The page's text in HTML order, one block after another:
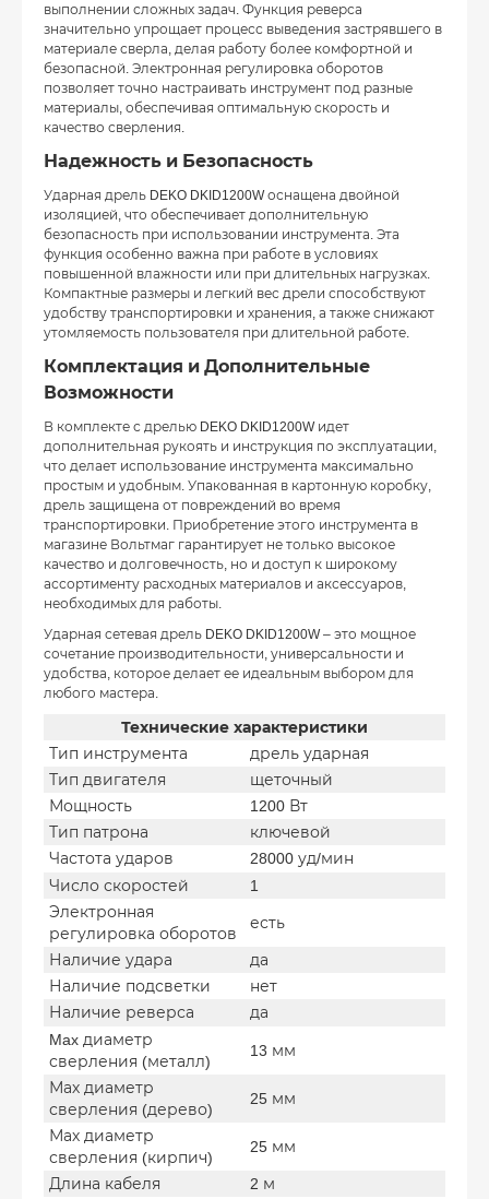
выполнении сложных задач. Функция реверса
значительно упрощает процесс выведения застрявшего в
материале сверла, делая работу более комфортной и
безопасной. Электронная регулировка оборотов
позволяет точно настраивать инструмент под разные
материалы, обеспечивая оптимальную скорость и
качество сверления.
Надежность и Безопасность
Ударная дрель DEKO DKID1200W оснащена двойной
изоляцией, что обеспечивает дополнительную
безопасность при использовании инструмента. Эта
функция особенно важна при работе в условиях
повышенной влажности или при длительных нагрузках.
Компактные размеры и легкий вес дрели способствуют
удобству транспортировки и хранения, а также снижают
утомляемость пользователя при длительной работе.
Комплектация и Дополнительные
Возможности
В комплекте с дрелью DEKO DKID1200W идет
дополнительная рукоять и инструкция по эксплуатации,
что делает использование инструмента максимально
простым и удобным. Упакованная в картонную коробку,
дрель защищена от повреждений во время
транспортировки. Приобретение этого инструмента в
магазине Вольтмаг гарантирует не только высокое
качество и долговечность, но и доступ к широкому
ассортименту расходных материалов и аксессуаров,
необходимых для работы.
Ударная сетевая дрель DEKO DKID1200W – это мощное
сочетание производительности, универсальности и
удобства, которое делает ее идеальным выбором для
любого мастера.
Технические характеристики
Тип инструмента
дрель ударная
Тип двигателя
щеточный
Мощность
1200 Вт
Тип патрона
ключевой
Частота ударов
28000 уд/мин
Число скоростей
1
Электронная
регулировка оборотов
есть
Наличие удара
да
Наличие подсветки
нет
Наличие реверса
да
Max диаметр
сверления (металл)
13 мм
Мах диаметр
сверления (дерево)
25 мм
Мах диаметр
сверления (кирпич)
25 мм
Длина кабеля 2 м